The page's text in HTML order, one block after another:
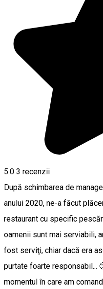
5.0 3 recenzii
După schimbarea de
anului 2020, ne-a făcut
restaurant cu specific
oamenii sunt mai serviabili,
fost serviţi, chiar dacă era
purtate foarte responsabil...
momentul în care am